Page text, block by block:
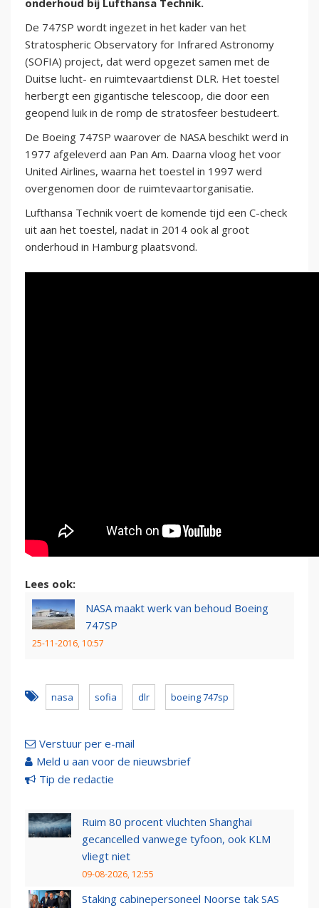
onderhoud bij Lufthansa Technik.
De 747SP wordt ingezet in het kader van het
Stratospheric Observatory for Infrared Astronomy
(SOFIA) project, dat werd opgezet samen met de
Duitse lucht- en ruimtevaartdienst DLR. Het toestel
herbergt een gigantische telescoop, die door een
geopend luik in de romp de stratosfeer bestudeert.
De Boeing 747SP waarover de NASA beschikt werd in
1977 afgeleverd aan Pan Am. Daarna vloog het voor
United Airlines, waarna het toestel in 1997 werd
overgenomen door de ruimtevaartorganisatie.
Lufthansa Technik voert de komende tijd een C-check
uit aan het toestel, nadat in 2014 ook al groot
onderhoud in Hamburg plaatsvond.
Lees ook:
NASA maakt werk van behoud Boeing
747SP
25-11-2016, 10:57
nasa sofia dlr boeing 747sp
Verstuur per e-mail
Meld u aan voor de nieuwsbrief
Tip de redactie
Ruim 80 procent vluchten Shanghai
gecancelled vanwege tyfoon, ook KLM
vliegt niet
09-08-2026, 12:55
Staking cabinepersoneel Noorse tak SAS